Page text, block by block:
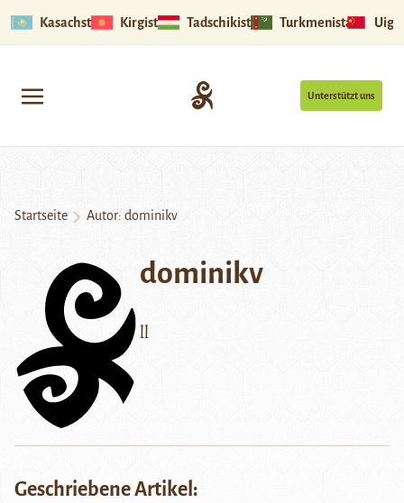
Kasachstan Kirgistan Tadschikistan Turkmenistan
Unterstützt uns
Startseite Autor: dominikv
dominikv
ll
Geschriebene Artikel: